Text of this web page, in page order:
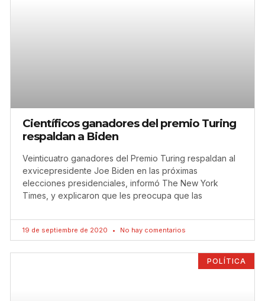
Científicos ganadores del premio Turing
respaldan a Biden
Veinticuatro ganadores del Premio Turing respaldan al
exvicepresidente Joe Biden en las próximas
elecciones presidenciales, informó The New York
Times, y explicaron que les preocupa que las
19 de septiembre de 2020 No hay comentarios
POLÍTICA